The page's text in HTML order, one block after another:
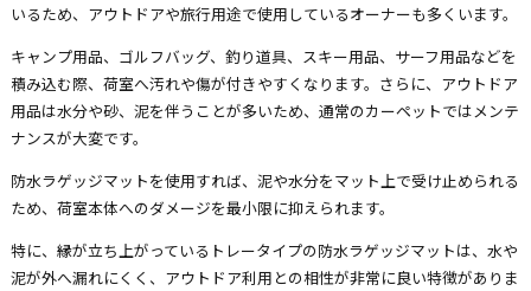
いるため、アウトドアや旅行用途で使用しているオーナーも多くいます。
キャンプ用品、ゴルフバッグ、釣り道具、スキー用品、サーフ用品などを
積み込む際、荷室へ汚れや傷が付きやすくなります。さらに、アウトドア
用品は水分や砂、泥を伴うことが多いため、通常のカーペットではメンテ
ナンスが大変です。
防水ラゲッジマットを使用すれば、泥や水分をマット上で受け止められる
ため、荷室本体へのダメージを最小限に抑えられます。
特に、縁が立ち上がっているトレータイプの防水ラゲッジマットは、水や
泥が外へ漏れにくく、アウトドア利用との相性が非常に良い特徴がありま